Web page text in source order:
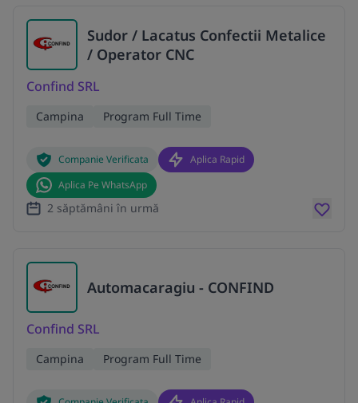
Sudor / Lacatus Confectii Metalice
/ Operator CNC
Confind SRL
Campina Program Full Time
Companie Verificata
Aplica Rapid
Aplica Pe WhatsApp
2 săptămâni în urmă
Automacaragiu - CONFIND
Confind SRL
Campina Program Full Time